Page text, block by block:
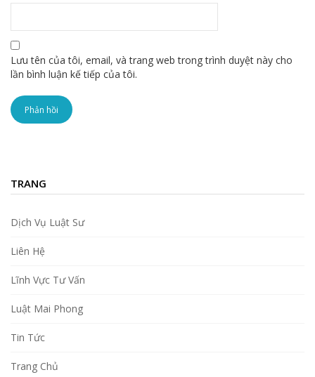
Lưu tên của tôi, email, và trang web trong trình duyệt này cho
lần bình luận kế tiếp của tôi.
TRANG
Dịch Vụ Luật Sư
Liên Hệ
Lĩnh Vực Tư Vấn
Luật Mai Phong
Tin Tức
Trang Chủ